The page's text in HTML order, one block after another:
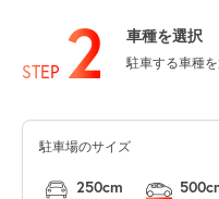
8月14日 (金)
8月15日 (土)
STEP 2 車種を選択
駐車する車種
駐車場のサイズ
250cm